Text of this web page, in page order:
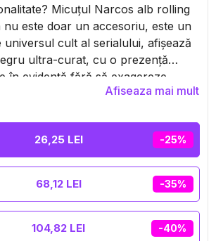
Micuțul Narcos alb rolling
este doar un accesoriu, este un
universul cult al serialului, afișează
ultra-curat, cu o prezență
în evidență fără să exagereze.
ușor de transportat, îți permite să
care schimbă totul în setup-ul tău.
iconic… clar nu trece
Afiseaza mai mult
-25%
26,25 LEI
-35%
68,12 LEI
-40%
104,82 LEI